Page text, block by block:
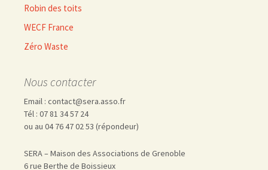
Robin des toits
WECF France
Zéro Waste
Nous contacter
Email : contact@sera.asso.fr
Tél : 07 81 34 57 24
ou au 04 76 47 02 53 (répondeur)
SERA – Maison des Associations de Grenoble
6 rue Berthe de Boissieux